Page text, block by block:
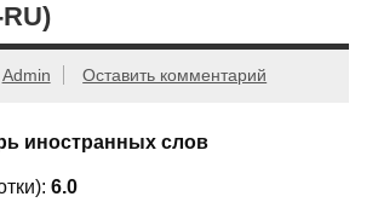
Admin Оставить комментарий
иностранных слов
6.0